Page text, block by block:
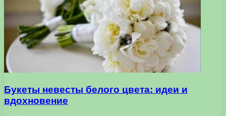
Букеты невесты белого цвета: идеи и
вдохновение